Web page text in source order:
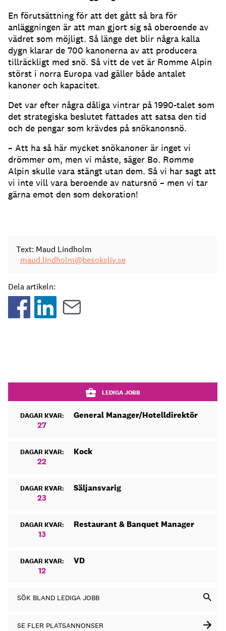
En förutsättning för att det gått så bra för
anläggningen är att man gjort sig så oberoende av
vädret som möjligt. Så länge det blir några kalla
dygn klarar de 700 kanonerna av att producera
tillräckligt med snö. Så vitt de vet är Romme Alpin
störst i norra Europa vad gäller både antalet
kanoner och kapacitet.
Det var efter några dåliga vintrar på 1990-talet som
det strategiska beslutet fattades att satsa den tid
och de pengar som krävdes på snökanonsnö.
– Att ha så här mycket snökanoner är inget vi
drömmer om, men vi måste, säger Bo. Romme
Alpin skulle vara stängt utan dem. Så vi har sagt att
vi inte vill vara beroende av natursnö – men vi tar
gärna emot den som dekoration!
Text: Maud Lindholm
maud.lindholm@besoksliv.se
Dela artikeln:
LEDIGA JOBB
DAGAR KVAR:
27
General Manager/Hotelldirektör
DAGAR KVAR:
22
Kock
DAGAR KVAR:
23
Säljansvarig
DAGAR KVAR:
13
Restaurant & Banquet Manager
DAGAR KVAR:
12
VD
SÖK BLAND LEDIGA JOBB
SE FLER PLATSANNONSER